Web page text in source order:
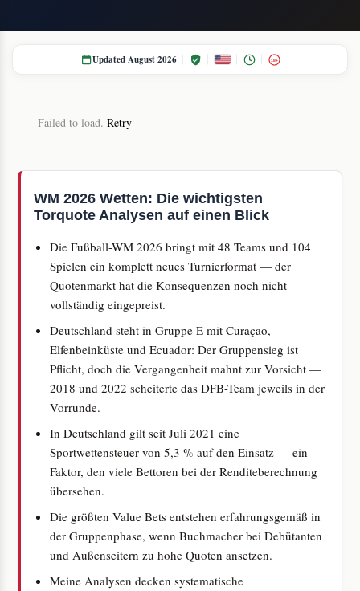
Updated August 2026 18+
Failed to load. Retry
WM 2026 Wetten: Die wichtigsten
Torquote Analysen auf einen Blick
Die Fußball-WM 2026 bringt mit 48 Teams und 104
Spielen ein komplett neues Turnierformat — der
Quotenmarkt hat die Konsequenzen noch nicht
vollständig eingepreist.
Deutschland steht in Gruppe E mit Curaçao,
Elfenbeinküste und Ecuador: Der Gruppensieg ist
Pflicht, doch die Vergangenheit mahnt zur Vorsicht —
2018 und 2022 scheiterte das DFB-Team jeweils in der
Vorrunde.
In Deutschland gilt seit Juli 2021 eine
Sportwettensteuer von 5,3 % auf den Einsatz — ein
Faktor, den viele Bettoren bei der Renditeberechnung
übersehen.
Die größten Value Bets entstehen erfahrungsgemäß in
der Gruppenphase, wenn Buchmacher bei Debütanten
und Außenseitern zu hohe Quoten ansetzen.
Meine Analysen decken systematische